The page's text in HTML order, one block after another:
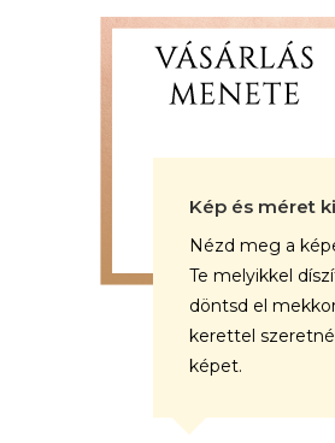
Kép és méret
Nézd meg a
Te melyikkel
döntsd el
kerettel
képet.